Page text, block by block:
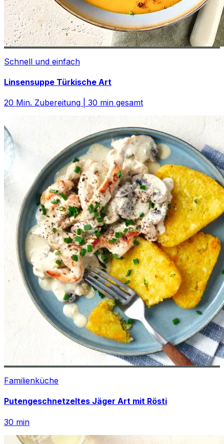
Schnell und einfach
Linsensuppe Türkische Art
20 Min. Zubereitung 30 min gesamt
Familienküche
Putengeschnetzeltes Jäger Art mit Rösti
30 min